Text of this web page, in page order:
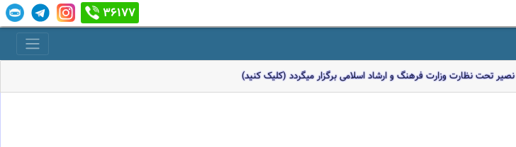
36177
نصیر تحت نظارت وزارت فرهنگ و ارشاد اسلامی برگزار میگردد (کلیک کنید)